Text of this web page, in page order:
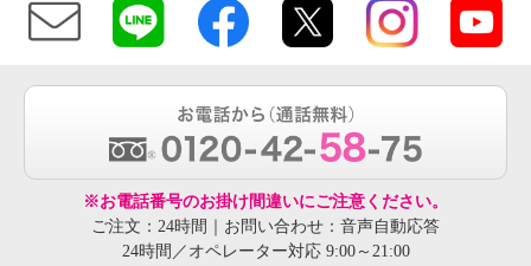
※お電話番号のお掛け間違いにご注意ください。
ご注文：24時間｜お問い合わせ：音声自動応答
24時間／オペレーター対応 9:00～21:00